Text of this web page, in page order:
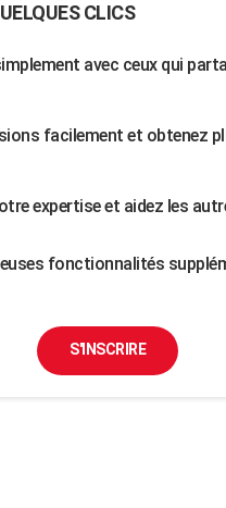
CLICS
avec ceux qui
facilement et obtenez
expertise et aidez les
fonctionnalités
S'INSCRIRE